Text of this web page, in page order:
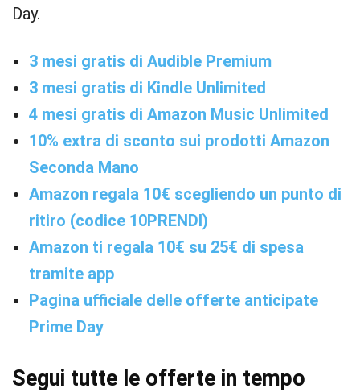
Day.
3 mesi gratis di Audible Premium
3 mesi gratis di Kindle Unlimited
4 mesi gratis di Amazon Music Unlimited
10% extra di sconto sui prodotti Amazon
Seconda Mano
Amazon regala 10€ scegliendo un punto di
ritiro (codice 10PRENDI)
Amazon ti regala 10€ su 25€ di spesa
tramite app
Pagina ufficiale delle offerte anticipate
Prime Day
Segui tutte le offerte in tempo